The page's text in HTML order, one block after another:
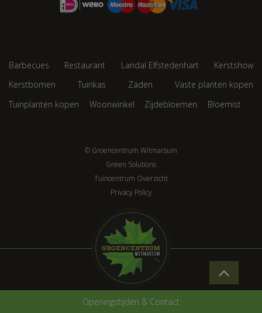
Barbecues Restaurant Landal Elfstedenhart
Kerstshow
Kerstbomen
Tuinkas Zaden
Vaste planten kopen
Tuinplanten kopen
Woonwinkel Zijdebloemen Bloemist
© Groencentrum Witmarsum
Green Solutions
Tuincentrum Overzicht
Privacy Policy
Openingstijden & Contact